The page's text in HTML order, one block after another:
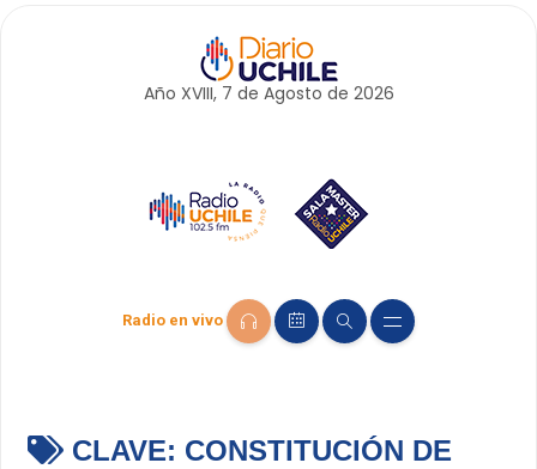
Año XVIII, 7 de Agosto de 2026
Radio en vivo
CLAVE: CONSTITUCIÓN DE